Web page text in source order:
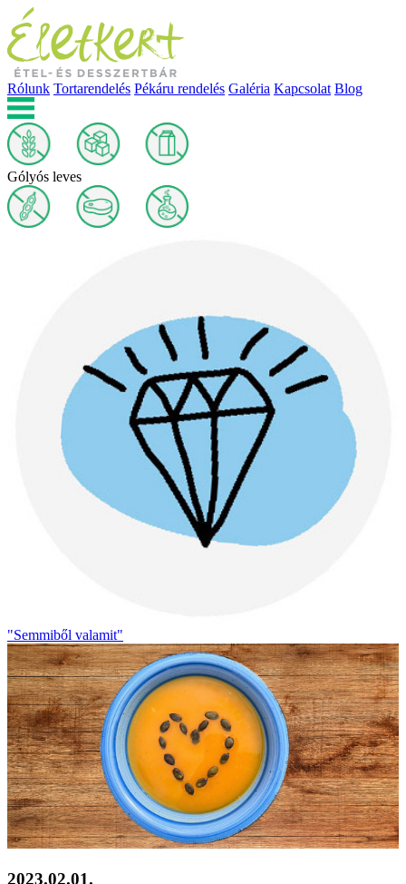
Rólunk Tortarendelés Pékáru rendelés Galéria Kapcsolat Blog
Gólyós leves
"Semmiből valamit"
2023.02.01.